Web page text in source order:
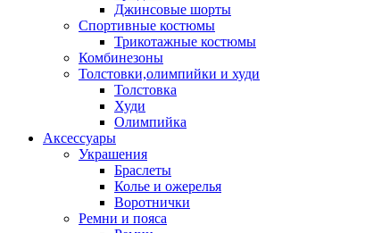
Джинсовые шорты
Спортивные костюмы
Трикотажные костюмы
Комбинезоны
Толстовки,олимпийки и худи
Толстовка
Худи
Олимпийка
Аксессуары
Украшения
Браслеты
Колье и ожерелья
Воротнички
Ремни и пояса